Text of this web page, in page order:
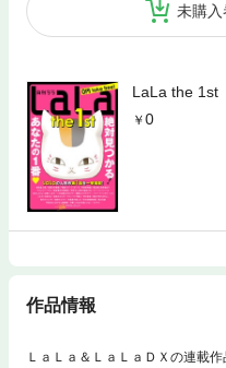
未購入
LaLa the 1st
0
作品情報
ＬａＬａ＆ＬａＬａＤＸの連載